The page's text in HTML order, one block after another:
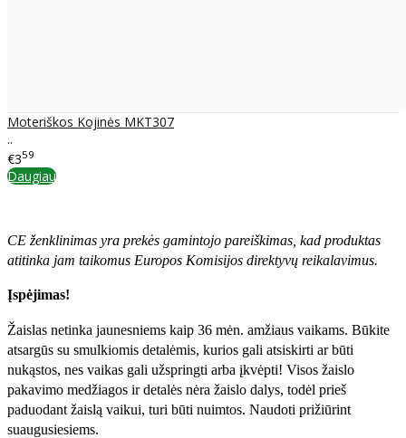
Moteriškos Kojinės MKT307
..
€359
Daugiau
CE ženklinimas yra prekės gamintojo pareiškimas, kad produktas
atitinka jam taikomus Europos Komisijos direktyvų reikalavimus.
Įspėjimas!
Žaislas netinka jaunesniems kaip 36 mėn. amžiaus vaikams. Būkite
atsargūs su smulkiomis detalėmis, kurios gali atsiskirti ar būti
nukąstos, nes vaikas gali užspringti arba įkvėpti! Visos žaislо
pakavimo medžiagos ir detalės nėra žaislo dalys, todėl prieš
paduodant žaislą vaikui, turi būti nuimtos. Naudoti prižiūrint
suaugusiesiems.